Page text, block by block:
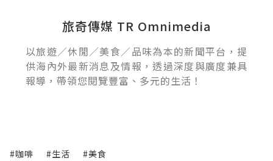
旅奇傳媒 TR Omnimedia
以旅遊／休閒／美食／品味為本的新聞平台，提
供海內外最新消息及情報，透過深度與廣度兼具
報導，帶領您閱覽豐富、多元的生活！
#咖啡 #生活 #美食